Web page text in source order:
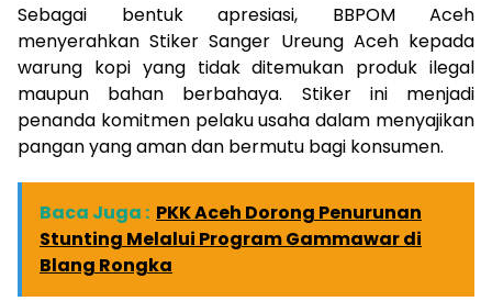
Sebagai bentuk apresiasi, BBPOM Aceh
menyerahkan Stiker Sanger Ureung Aceh kepada
warung kopi yang tidak ditemukan produk ilegal
maupun bahan berbahaya. Stiker ini menjadi
penanda komitmen pelaku usaha dalam menyajikan
pangan yang aman dan bermutu bagi konsumen.
Baca Juga : PKK Aceh Dorong Penurunan
Stunting Melalui Program Gammawar di
Blang Rongka